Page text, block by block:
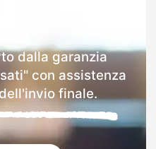
dalla garanzia
con assistenza
finale.